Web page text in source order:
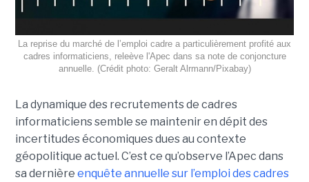
La reprise du marché de l’emploi cadre a particulièrement profité aux
cadres informaticiens, releève l'Apec dans sa note de conjoncture
annuelle. (Crédit photo: Geralt Alrmann/Pixabay)
La dynamique des recrutements de cadres
informaticiens semble se maintenir en dépit des
incertitudes économiques dues au contexte
géopolitique actuel. C’est ce qu’observe l’Apec dans
sa dernière enquête annuelle sur l’emploi des cadres